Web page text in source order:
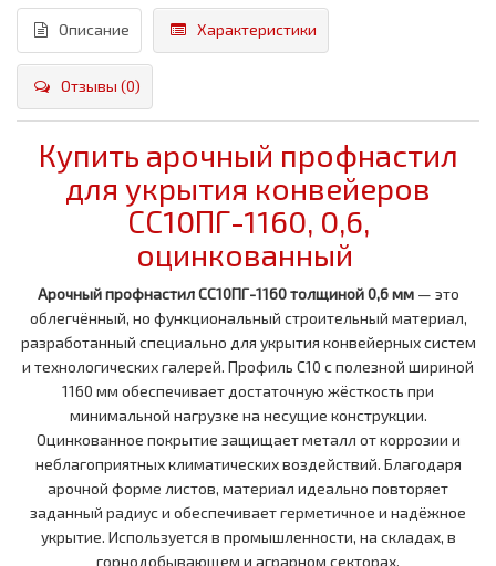
Описание Характеристики
Отзывы (0)
Купить арочный профнастил
для укрытия конвейеров
СС10ПГ-1160, 0,6,
оцинкованный
Арочный профнастил СС10ПГ-1160 толщиной 0,6 мм— это
облегчённый, но функциональный строительный материал,
разработанный специально для укрытия конвейерных систем
и технологических галерей. Профиль С10 с полезной шириной
1160 мм обеспечивает достаточную жёсткость при
минимальной нагрузке на несущие конструкции.
Оцинкованное покрытие защищает металл от коррозии и
неблагоприятных климатических воздействий. Благодаря
арочной форме листов, материал идеально повторяет
заданный радиус и обеспечивает герметичное и надёжное
укрытие. Используется в промышленности, на складах, в
горнодобывающем и аграрном секторах.